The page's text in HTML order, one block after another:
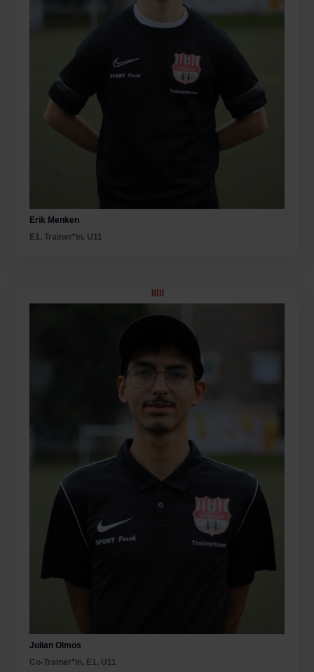
Erik Menken
E1,Trainer*in, U11
Julian Olmos
Co-Trainer*in, E1 , U11